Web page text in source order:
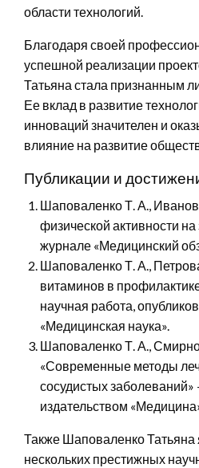
области технологий.
Благодаря своей
успешной реализации
Татьяна стала признанным
Ее вклад в развитие
инноваций значителен и
влияние на развитие
Публикации и
Шаповаленко Т. А.,
физической активности
журнале «Медицинский
Шаповаленко Т. А.,
витаминов в
научная работа,
«Медицинская наука».
Шаповаленко Т. А.,
«Современные методы
сосудистых заболеваний»
издательством
Также Шаповаленко Татьяна
нескольких престижных